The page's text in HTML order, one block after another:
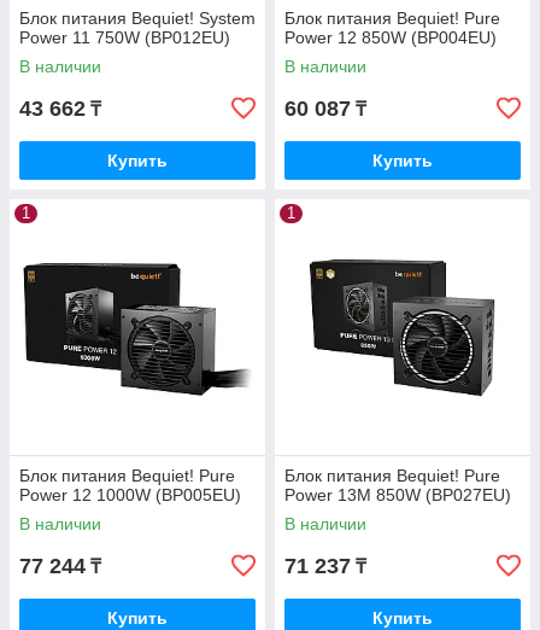
Блок питания Bequiet! System
Power 11 750W (BP012EU)
В наличии
43 662 ₸
Купить
Блок питания Bequiet! Pure
Power 12 850W (BP004EU)
В наличии
60 087 ₸
Купить
1
Блок питания Bequiet! Pure
Power 12 1000W (BP005EU)
В наличии
77 244 ₸
Купить
1
Блок питания Bequiet! Pure
Power 13M 850W (BP027EU)
В наличии
71 237 ₸
Купить